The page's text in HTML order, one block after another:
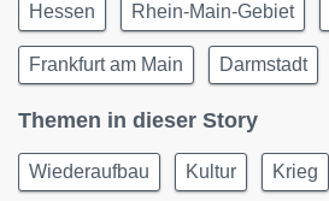
Hessen Rhein-Main-Gebiet
Frankfurt am Main Darmstadt
Themen in dieser Story
Wiederaufbau Kultur Krieg